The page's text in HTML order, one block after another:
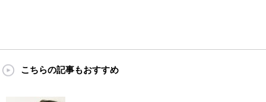
こちらの記事もおすすめ